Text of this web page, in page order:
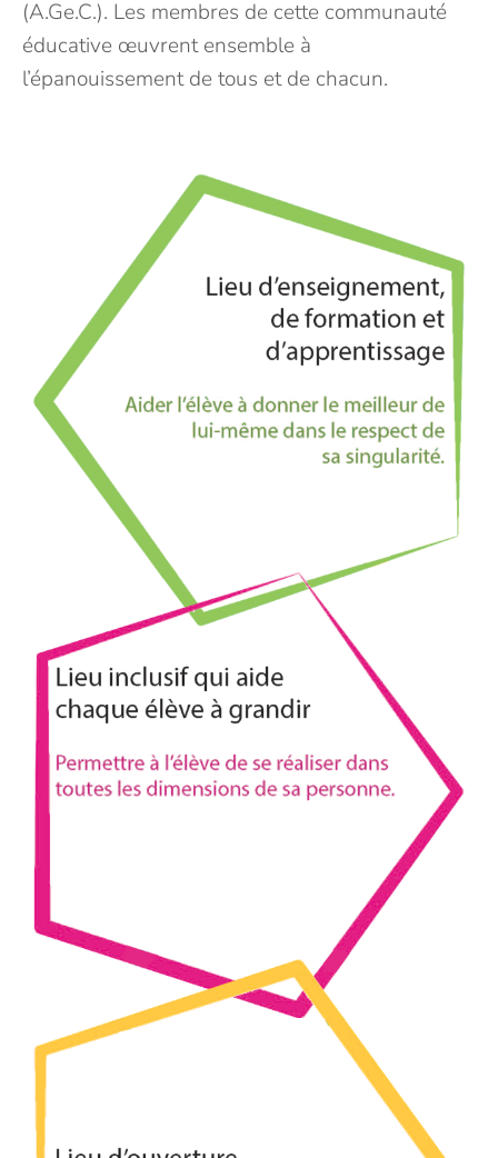
(A.Ge.C.). Les membres de cette communauté
éducative œuvrent ensemble à
l’épanouissement de tous et de chacun.